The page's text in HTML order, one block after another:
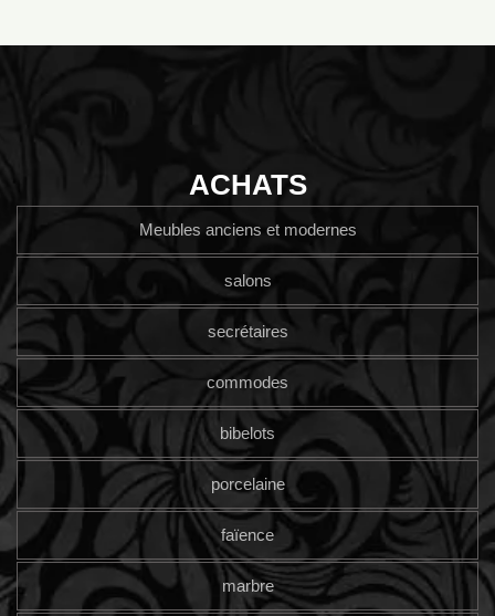
ACHATS
Meubles anciens et modernes
salons
secrétaires
commodes
bibelots
porcelaine
faïence
marbre